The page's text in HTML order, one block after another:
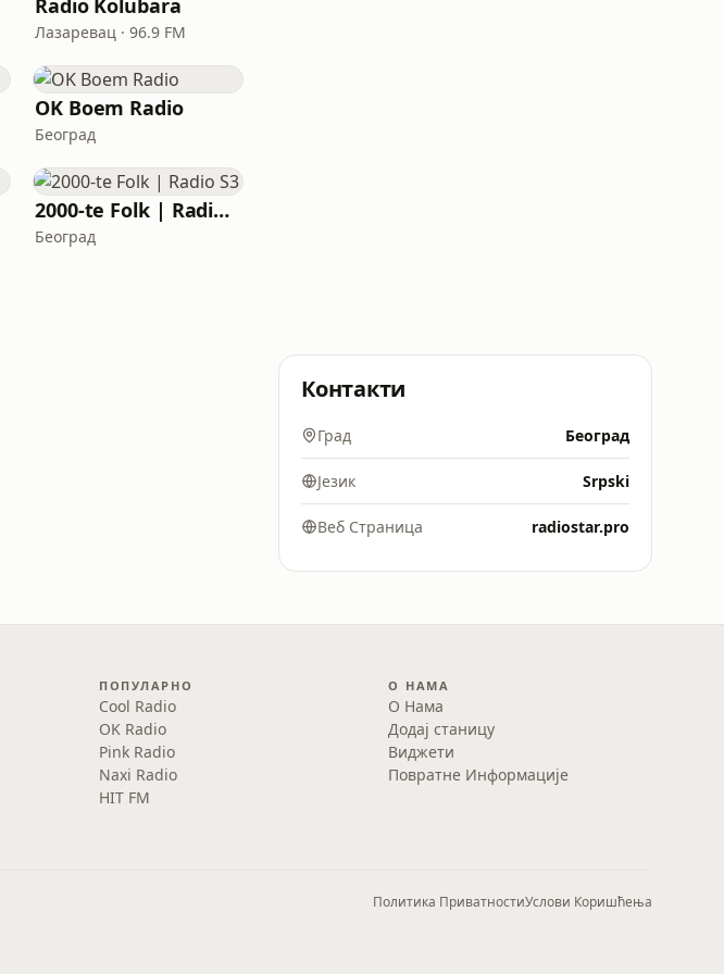
Radio Kolubara
Лазаревац · 96.9 FM
OK Boem Radio
Београд
2000-te Folk | Radio S3
Београд
Контакти
Град Београд
Језик Srpski
Веб Страница radiostar.pro
ПОПУЛАРНО
Cool Radio
OK Radio
Pink Radio
Naxi Radio
HIT FM
О НАМА
О Нама
Додај станицу
Виджети
Повратне Информације
Политика ПриватностиУслови Коришћења